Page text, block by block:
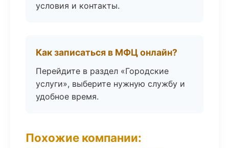
условия и контакты.
Как записаться в МФЦ онлайн?
Перейдите в раздел «Городские
услуги», выберите нужную службу и
удобное время.
Похожие компании: